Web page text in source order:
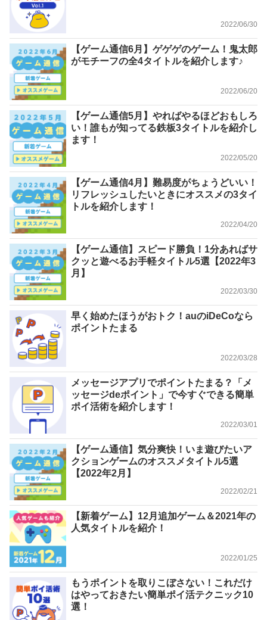
2022/06/30
【ゲーム通信6月】ゲゲゲのゲーム！鬼太郎
がモチーフの全4タイトルを紹介します♪
2022/06/20
【ゲーム通信5月】やればやるほどおもしろ
い！誰もが知ってる鉄板3タイトルを紹介し
ます！
2022/05/20
【ゲーム通信4月】難易度がちょうどいい！
リフレッシュしたいときにオススメの3タイ
トルを紹介します！
2022/04/20
【ゲーム通信】スピード勝負！1分あればサ
クッと遊べるお手軽タイトル5選【2022年3
月】
2022/03/30
早く始めたほうがおトク！auのiDeCoなら
ポイントたまる
2022/03/28
メッセージアプリでポイントたまる？「メ
ッセージdeポイント」で今すぐできる簡単
ポイ活術を紹介します！
2022/03/01
【ゲーム通信】気分爽快！いま遊びたいア
クションゲームのオススメタイトル5選
【2022年2月】
2022/02/21
【新着ゲーム】12月追加ゲーム＆2021年の
人気タイトルを紹介！
2022/01/25
もうポイントを取りこぼさない！これだけ
はやっておきたい簡単ポイ活テクニック10
選！